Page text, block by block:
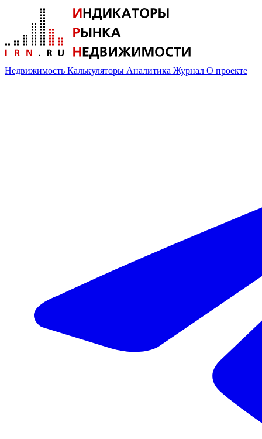
Недвижимость Калькуляторы Аналитика Журнал О проекте